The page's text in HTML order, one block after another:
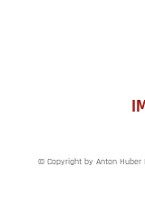
© Copyright by Anton Huber